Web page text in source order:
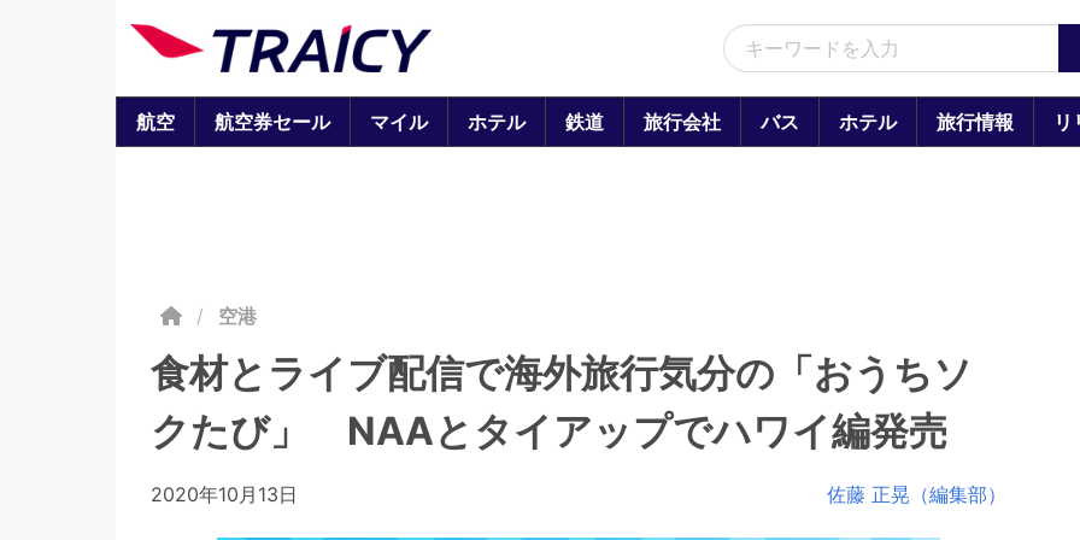
航空 航空券セール マイル ホテル 鉄道 旅行会社 バス ホテル 旅行情報 リ
/ 空港
食材とライブ配信で海外旅行気分の「おうちソ
クたび」 NAAとタイアップでハワイ編発売
2020年10月13日 佐藤 正晃（編集部）